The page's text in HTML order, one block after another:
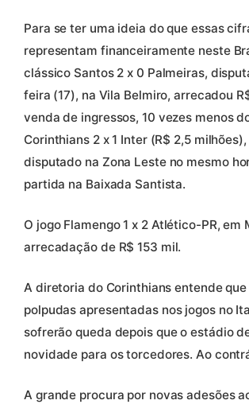
Para se ter uma ideia do que essas
representam financeiramente neste
clássico Santos 2 x 0 Palmeiras,
feira (17), na Vila Belmiro, arrecadou
venda de ingressos, 10 vezes menos
Corinthians 2 x 1 Inter (R$ 2,5
disputado na Zona Leste no mesmo
partida na Baixada Santista.
O jogo Flamengo 1 x 2 Atlético-PR, em
arrecadação de R$ 153 mil.
A diretoria do Corinthians entende
polpudas apresentadas nos jogos no
sofrerão queda depois que o estádio
novidade para os torcedores. Ao
A grande procura por novas adesões